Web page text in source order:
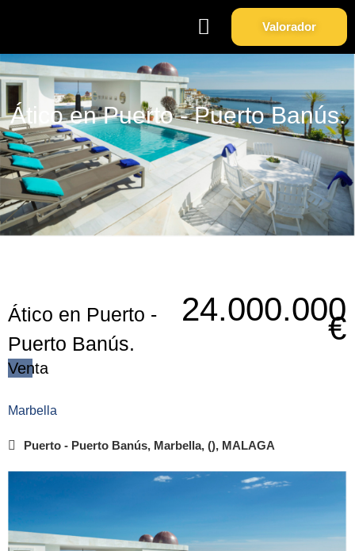
Valorador
Ático en Puerto - Puerto Banús.
Ático en Puerto -
Puerto Banús.
24.000.000
€
Venta
Marbella
Puerto - Puerto Banús, Marbella, (), MALAGA